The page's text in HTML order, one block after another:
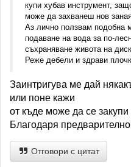
купи хубав инструмент,
може да захванеш нов
Аз лично ползвам подобна
подаване на вода за по-
съхраняване живота на
Реже дебели и здрави
Заинтригува ме дай
или поне кажи
от къде може да се закупи
Благодаря предварително
Отговори с цитат